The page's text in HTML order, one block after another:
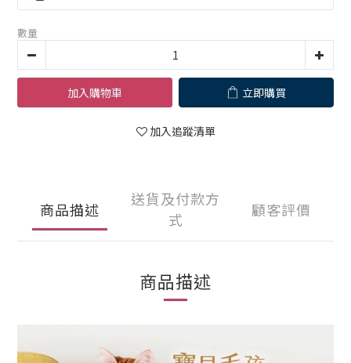
數量
加入購物車 立即購買
加入追蹤清單
商品描述
送貨及付款方
式
顧客評價
商品描述